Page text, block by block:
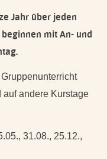
Jahr über jeden
mit An- und
andere Kurstage
31.08., 25.12.,